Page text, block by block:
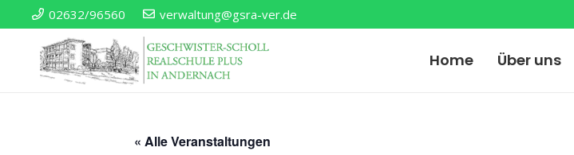
02632/96560 verwaltung@gsra-ver.de
Home Über uns
« Alle Veranstaltungen